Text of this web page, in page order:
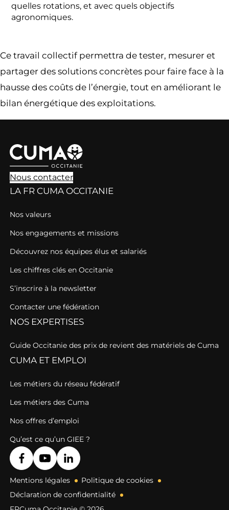
quelles rotations, et avec quels objectifs
agronomiques.
Ce travail collectif permettra de tester, mesurer et
partager des solutions concrètes pour faire face à la
hausse des coûts de l’énergie, tout en améliorant le
bilan énergétique des exploitations.
Nous contacter
LA FR CUMA OCCITANIE
Nos valeurs
Nos engagements et missions
Découvrez nos équipes élus et salariés
Les chiffres clés en Occitanie
S’inscrire à la newsletter
Contacter une fédération
NOS EXPERTISES
Guide Occitanie des prix de revient des matériels de Cuma
CUMA ET EMPLOI
Les métiers du réseau fédératif
Les métiers des Cuma
Nos offres d’emploi
Qu’est ce qu’un GIEE ?
Mentions légales
Politique de cookies
Déclaration de confidentialité